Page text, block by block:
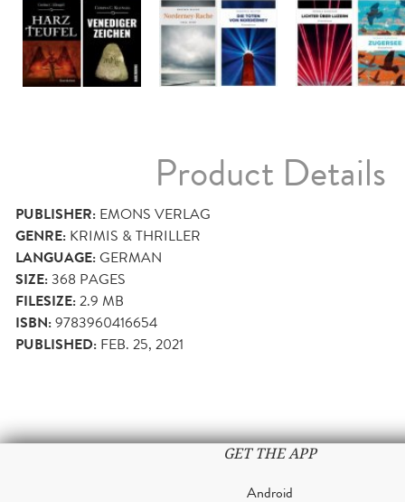
Product Details
PUBLISHER: EMONS VERLAG
GENRE: KRIMIS & THRILLER
LANGUAGE:GERMAN
SIZE:368 PAGES
FILESIZE:2.9 MB
ISBN:9783960416654
PUBLISHED: FEB. 25, 2021
GET THE APP
Android